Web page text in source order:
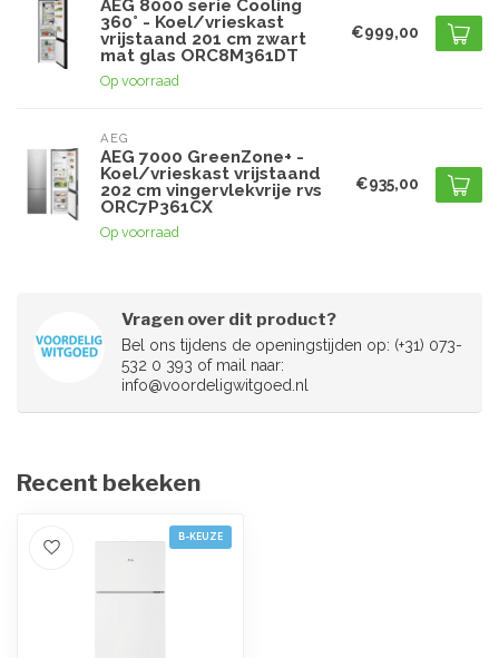
AEG 8000 serie Cooling
360° - Koel/vrieskast
vrijstaand 201 cm zwart
mat glas ORC8M361DT
Op voorraad
€999,00
AEG
AEG 7000 GreenZone+ -
Koel/vrieskast vrijstaand
202 cm vingervlekvrije rvs
ORC7P361CX
Op voorraad
€935,00
Vragen over dit product?
Bel ons tijdens de openingstijden op: (+31) 073-
532 0 393 of mail naar:
info@voordeligwitgoed.nl
Recent bekeken
B-KEUZE